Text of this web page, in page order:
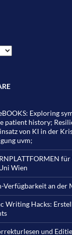
Exploring
patient history;
von KI in der
uvm;
Wien
Verfügbarkeit an der
Writing Hacks:
und